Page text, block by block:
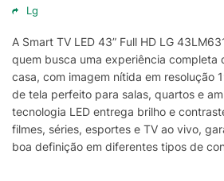
Lg
A Smart TV LED 43” Full HD LG
quem busca uma experiência completa
casa, com imagem nítida em resolução
de tela perfeito para salas, quartos e
tecnologia LED entrega brilho e
filmes, séries, esportes e TV ao vivo,
boa definição em diferentes tipos de
Com recursos Smart, você acessa